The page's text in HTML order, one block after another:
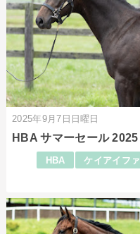
2025年9月7日日曜日
HBA サマーセール 2025
HBA ケイアイフ